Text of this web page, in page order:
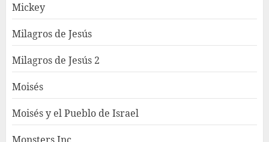
Mickey
Milagros de Jesús
Milagros de Jesús 2
Moisés
Moisés y el Pueblo de Israel